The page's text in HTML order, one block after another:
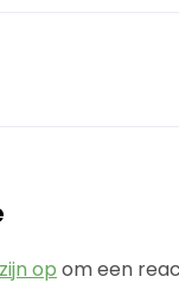
op om een